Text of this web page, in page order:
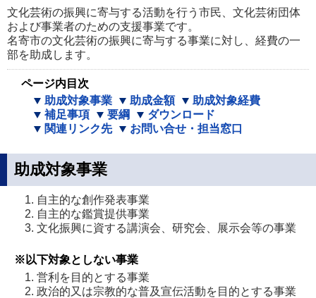
文化芸術の振興に寄与する活動を行う市民、文化芸術団体
および事業者のための支援事業です。
名寄市の文化芸術の振興に寄与する事業に対し、経費の一
部を助成します。
ページ内目次
助成対象事業
助成金額
助成対象経費
補足事項
要綱
ダウンロード
関連リンク先
お問い合せ・担当窓口
助成対象事業
自主的な創作発表事業
自主的な鑑賞提供事業
文化振興に資する講演会、研究会、展示会等の事業
※以下対象としない事業
営利を目的とする事業
政治的又は宗教的な普及宣伝活動を目的とする事業